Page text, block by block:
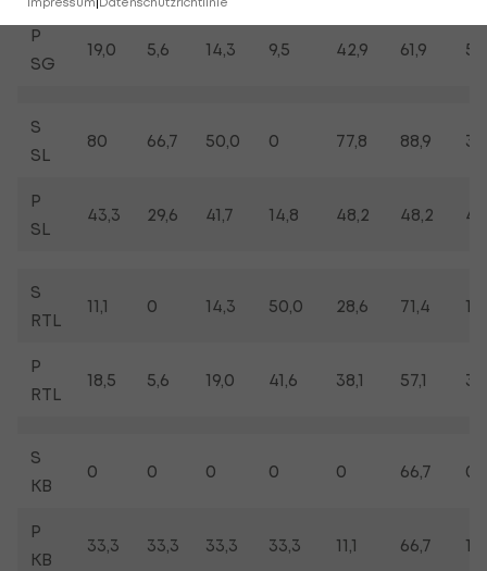
P
SG
19,0 5,6 14,3 9,5 42,9 61,9
S
SL
80 66,7 50,0 0 77,8 88,9
P
SL
43,3 29,6 41,7 14,8 48,2 48,2
S
RTL
11,1 0 14,3 50,0 28,6 71,4 11,1
P
RTL
18,5 5,6 19,0 41,6 38,1 57,1
S
KB
0 0 0 0 0 66,7 0
P
KB
33,3 33,3 33,3 33,3 11,1 66,7